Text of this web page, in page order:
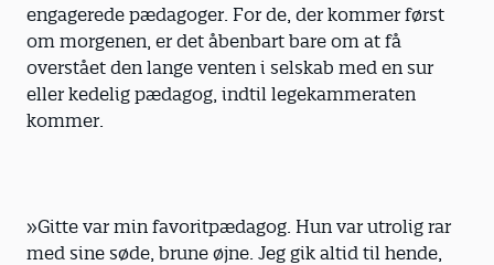
engagerede pædagoger. For de, der kommer først
om morgenen, er det åbenbart bare om at få
overstået den lange venten i selskab med en sur
eller kedelig pædagog, indtil legekammeraten
kommer.
»Gitte var min favoritpædagog. Hun var utrolig rar
med sine søde, brune øjne. Jeg gik altid til hende,